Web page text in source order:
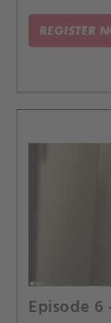
REGISTER
Episode